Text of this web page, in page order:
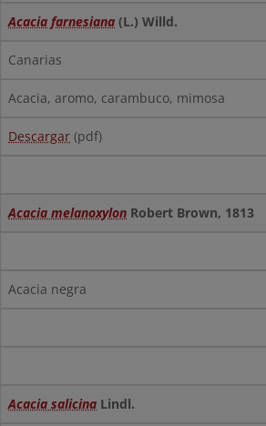
Acacia farnesiana (L.) Willd.
Canarias
Acacia, aromo, carambuco, mimosa
Descargar (pdf)
Acacia melanoxylon Robert Brown, 1813
Acacia negra
Acacia salicina Lindl.